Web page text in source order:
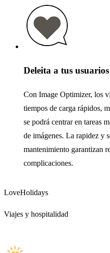
Deleita a tus
Con Image Optimizer, los
tiempos de carga rápidos,
se podrá centrar en tareas
de imágenes. La rapidez y
mantenimiento garantizan
complicaciones.
LoveHolidays
Viajes y hospitalidad